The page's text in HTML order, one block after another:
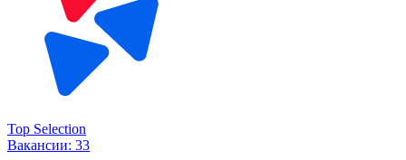
Top Selection
Вакансии: 33